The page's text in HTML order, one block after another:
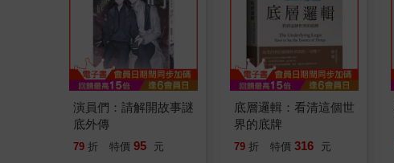
演員們：請解開故事謎
底外傳
79 折 特價 95 元
底層邏輯：看清這個世
界的底牌
79 折 特價 316 元